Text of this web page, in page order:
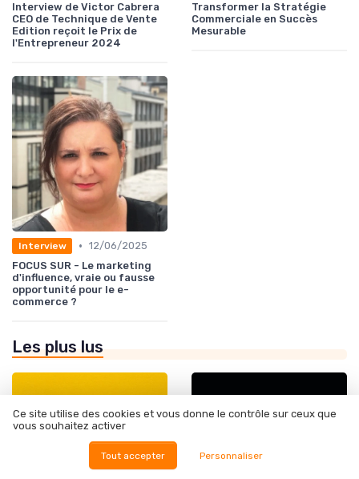
Interview de Victor Cabrera
CEO de Technique de Vente
Edition reçoit le Prix de
l'Entrepreneur 2024
Transformer la Stratégie
Commerciale en Succès
Mesurable
Interview • 12/06/2025
FOCUS SUR - Le marketing
d'influence, vraie ou fausse
opportunité pour le e-
commerce ?
Les plus lus
Ce site utilise des cookies et vous donne le contrôle sur ceux que
vous souhaitez activer
Tout accepter Personnaliser